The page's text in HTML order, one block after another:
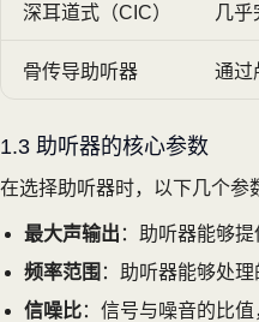
深耳道式（CIC） 几乎
骨传导助听器 通过
1.3 助听器的核心参数
在选择助听器时，以下几个参
最大声输出 ：助听器能够
频率范围 ：助听器能够处
信噪比：信号与噪音的比